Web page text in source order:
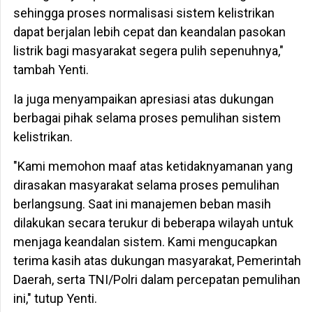
sehingga proses normalisasi sistem kelistrikan
dapat berjalan lebih cepat dan keandalan pasokan
listrik bagi masyarakat segera pulih sepenuhnya,"
tambah Yenti.
Ia juga menyampaikan apresiasi atas dukungan
berbagai pihak selama proses pemulihan sistem
kelistrikan.
"Kami memohon maaf atas ketidaknyamanan yang
dirasakan masyarakat selama proses pemulihan
berlangsung. Saat ini manajemen beban masih
dilakukan secara terukur di beberapa wilayah untuk
menjaga keandalan sistem. Kami mengucapkan
terima kasih atas dukungan masyarakat, Pemerintah
Daerah, serta TNI/Polri dalam percepatan pemulihan
ini," tutup Yenti.